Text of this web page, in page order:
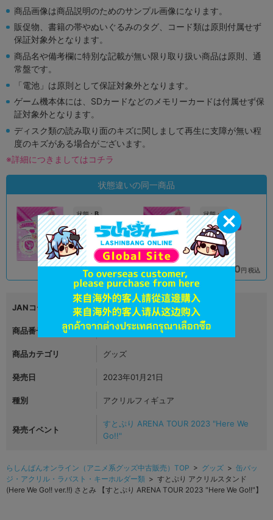
商品画像は商品説明のためのサンプル画像になります。
販促物、書籍の帯やぬいぐるみのタグ、コード類は原則付属せず
保証対象外となります。
商品名や備考欄に特別な記載が無い限り取り扱い商品は原則、通
常盤です。
「電池」は原則として保証対象外となります。
ゲーム機本体には、SDカードなどのメモリーカードは付属せず保
証対象外となります。
ディスク類の読み取り面のキズに関しまして再生に支障が無い程
度のキズがある場合がございます。
※詳細につきましてはコチラ
状態違いの同一商品
状態 :B
新座流通センター
在庫あり 580
状態 :B
新座流通センター
590 円 税込
JANコード 4580642978616
商品番号 L05191207
商品カテゴリ グッズ
発売日 2023年01月21日
種別 アクリルフィギュア
発売イベント
すとぷり ARENA TOUR 2023 "Here We
Go!!"
らしんばんオンライン（アニメ系グッズ中古販売）TOP > グッズ > 缶バッ
ジ・アクリル・ラバスト・キーホルダー類 > すとぷり アクリルスタンド
(Here We Go!! ver.!!) さとみ 【すとぷり ARENA TOUR 2023 "Here We Go!!"】